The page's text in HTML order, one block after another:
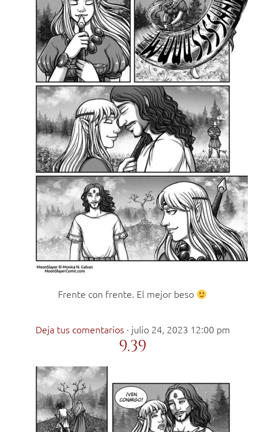
Frente con frente. El mejor beso
Deja tus comentarios· julio 24, 2023 12:00 pm
9.39